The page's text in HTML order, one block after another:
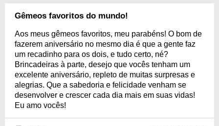
Gêmeos favoritos do mundo!
Aos meus gêmeos favoritos, meu parabéns! O bom de
fazerem aniversário no mesmo dia é que a gente faz
um recadinho para os dois, e tudo certo, né?
Brincadeiras à parte, desejo que vocês tenham um
excelente aniversário, repleto de muitas surpresas e
alegrias. Que a sabedoria e felicidade venham se
desenvolver e crescer cada dia mais em suas vidas!
Eu amo vocês!